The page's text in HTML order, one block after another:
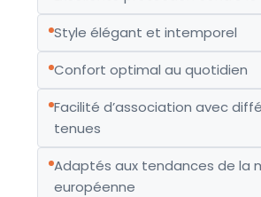
Style élégant et intemporel
Confort optimal au quotidien
Facilité d’association avec
tenues
Adaptés aux tendances de la
européenne